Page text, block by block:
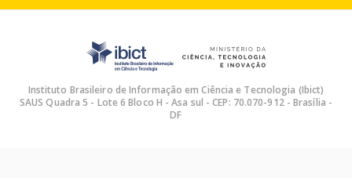
Instituto Brasileiro de Informação em Ciência e Tecnologia (Ibict)
SAUS Quadra 5 - Lote 6 Bloco H - Asa sul - CEP: 70.070-912 - Brasília -
DF